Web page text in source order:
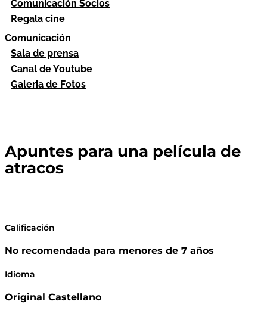
Comunicación Socios
Regala cine
Comunicación
Sala de prensa
Canal de Youtube
Galeria de Fotos
Apuntes para una película de
atracos
Calificación
No recomendada para menores de 7 años
Idioma
Original Castellano